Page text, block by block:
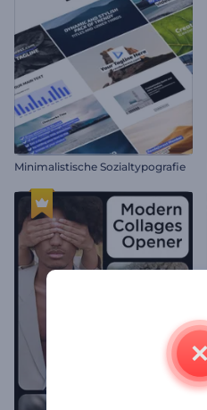
Minimalistische Sozialtypografie